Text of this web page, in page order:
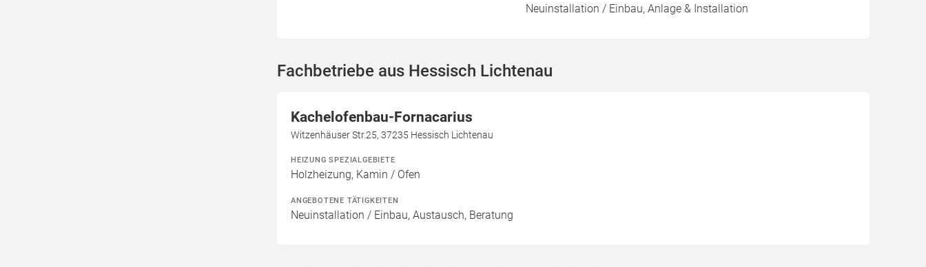
Neuinstallation / Einbau, Anlage & Installation
Fachbetriebe aus Hessisch Lichtenau
Kachelofenbau-Fornacarius
Witzenhäuser Str.25, 37235 Hessisch Lichtenau
HEIZUNG SPEZIALGEBIETE
Holzheizung, Kamin / Ofen
ANGEBOTENE TÄTIGKEITEN
Neuinstallation / Einbau, Austausch, Beratung